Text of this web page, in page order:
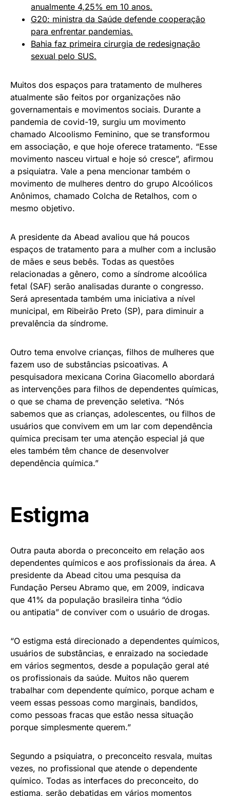
anualmente 4,25% em 10 anos.
G20: ministra da Saúde defende cooperação
para enfrentar pandemias.
Bahia faz primeira cirurgia de redesignação
sexual pelo SUS.
Muitos dos espaços para tratamento de mulheres
atualmente são feitos por organizações não
governamentais e movimentos sociais. Durante a
pandemia de covid-19, surgiu um movimento
chamado Alcoolismo Feminino, que se transformou
em associação, e que hoje oferece tratamento. “Esse
movimento nasceu virtual e hoje só cresce”, afirmou
a psiquiatra. Vale a pena mencionar também o
movimento de mulheres dentro do grupo Alcoólicos
Anônimos, chamado Colcha de Retalhos, com o
mesmo objetivo.
A presidente da Abead avaliou que há poucos
espaços de tratamento para a mulher com a inclusão
de mães e seus bebês. Todas as questões
relacionadas a gênero, como a síndrome alcoólica
fetal (SAF) serão analisadas durante o congresso.
Será apresentada também uma iniciativa a nível
municipal, em Ribeirão Preto (SP), para diminuir a
prevalência da síndrome.
Outro tema envolve crianças, filhos de mulheres que
fazem uso de substâncias psicoativas. A
pesquisadora mexicana Corina Giacomello abordará
as intervenções para filhos de dependentes químicas,
o que se chama de prevenção seletiva. “Nós
sabemos que as crianças, adolescentes, ou filhos de
usuários que convivem em um lar com dependência
química precisam ter uma atenção especial já que
eles também têm chance de desenvolver
dependência química.”
Estigma
Outra pauta aborda o preconceito em relação aos
dependentes químicos e aos profissionais da área. A
presidente da Abead citou uma pesquisa da
Fundação Perseu Abramo que, em 2009, indicava
que 41% da população brasileira tinha “ódio
ou antipatia” de conviver com o usuário de drogas.
“O estigma está direcionado a dependentes químicos,
usuários de substâncias, e enraizado na sociedade
em vários segmentos, desde a população geral até
os profissionais da saúde. Muitos não querem
trabalhar com dependente químico, porque acham e
veem essas pessoas como marginais, bandidos,
como pessoas fracas que estão nessa situação
porque simplesmente querem.”
Segundo a psiquiatra, o preconceito resvala, muitas
vezes, no profissional que atende o dependente
químico. Todas as interfaces do preconceito, do
estigma, serão debatidas em vários momentos